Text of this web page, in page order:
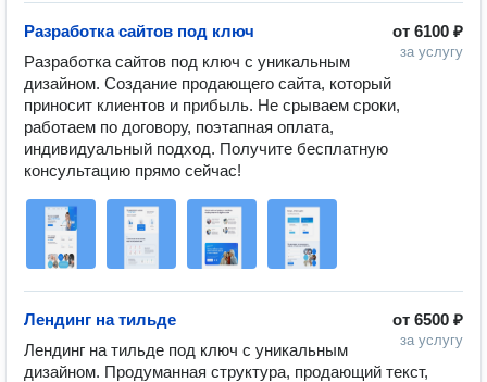
от 6100 ₽
за услугу
Разработка сайтов под ключ
Разработка сайтов под ключ с уникальным
дизайном. Создание продающего сайта, который
приносит клиентов и прибыль. Не срываем сроки,
работаем по договору, поэтапная оплата,
индивидуальный подход. Получите бесплатную
консультацию прямо сейчас!
от 6500 ₽
за услугу
Лендинг на тильде
Лендинг на тильде под ключ с уникальным
дизайном. Продуманная структура, продающий текст,